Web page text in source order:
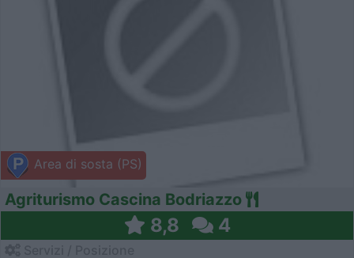
Area di sosta (PS)
Agriturismo Cascina Bodriazzo
8,8 4